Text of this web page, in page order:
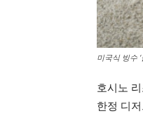
미국식 빙수
호시노
한정 디